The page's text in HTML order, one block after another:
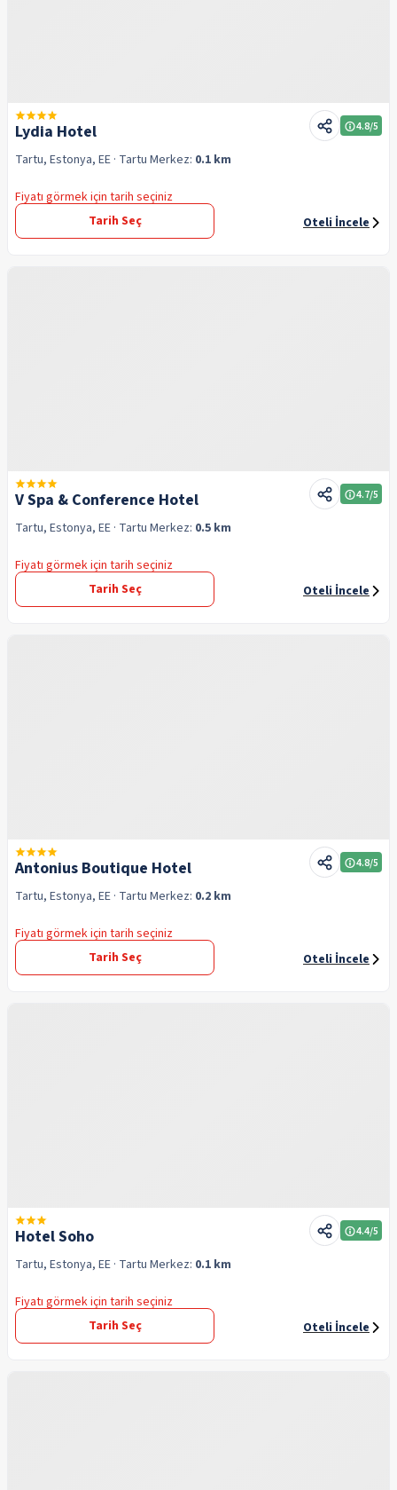
Lydia Hotel 4.8/5
Tartu, Estonya, EE · Tartu Merkez: 0.1 km
Fiyatı görmek için tarih seçiniz
Tarih Seç
Oteli İncele
V Spa & Conference Hotel 4.7/5
Tartu, Estonya, EE · Tartu Merkez: 0.5 km
Fiyatı görmek için tarih seçiniz
Tarih Seç
Oteli İncele
Antonius Boutique Hotel 4.8/5
Tartu, Estonya, EE · Tartu Merkez: 0.2 km
Fiyatı görmek için tarih seçiniz
Tarih Seç
Oteli İncele
Hotel Soho 4.4/5
Tartu, Estonya, EE · Tartu Merkez: 0.1 km
Fiyatı görmek için tarih seçiniz
Tarih Seç
Oteli İncele